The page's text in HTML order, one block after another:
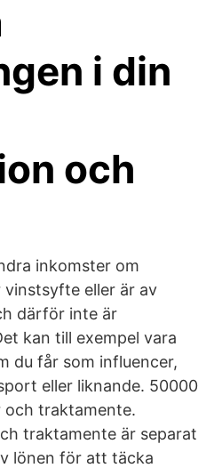
i din
och
inkomster om
eller är av
därför inte är
kan till exempel vara
du får som influencer,
eller liknande. 50000
och traktamente.
traktamente är separat
lönen för att täcka